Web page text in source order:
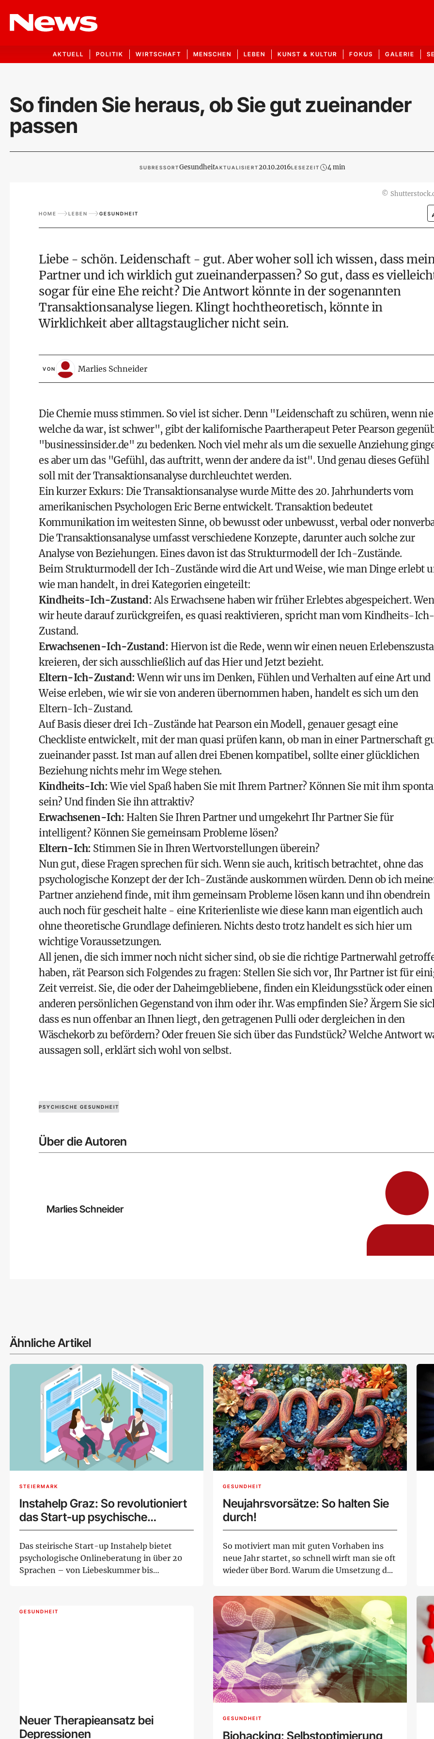
AKTUELL POLITIK WIRTSCHAFT MENSCHEN LEBEN KUNST & KULTUR FOKUS GALERIE
So finden Sie heraus, ob Sie gut zueinander
passen
SUBRESSORTGesundheitAKTUALISIERT20.10.2016LESEZEIT 4 min
©
HOME LEBEN GESUNDHEIT
Liebe - schön. Leidenschaft - gut. Aber woher soll ich wissen, dass
Partner und ich wirklich gut zueinanderpassen? So gut, dass es
sogar für eine Ehe reicht? Die Antwort könnte in der sogenannten
Transaktionsanalyse liegen. Klingt hochtheoretisch, könnte in
Wirklichkeit aber alltagstauglicher nicht sein.
VON Marlies Schneider
Die Chemie muss stimmen. So viel ist sicher. Denn "Leidenschaft zu schüren, wenn nie
welche da war, ist schwer", gibt der kalifornische Paartherapeut Peter Pearson
"businessinsider.de" zu bedenken. Noch viel mehr als um die sexuelle Anziehung
es aber um das "Gefühl, das auftritt, wenn der andere da ist". Und genau dieses Gefühl
soll mit der Transaktionsanalyse durchleuchtet werden.
Ein kurzer Exkurs: Die Transaktionsanalyse wurde Mitte des 20. Jahrhunderts vom
amerikanischen Psychologen Eric Berne entwickelt. Transaktion bedeutet
Kommunikation im weitesten Sinne, ob bewusst oder unbewusst, verbal oder
Die Transaktionsanalyse umfasst verschiedene Konzepte, darunter auch solche zur
Analyse von Beziehungen. Eines davon ist das Strukturmodell der Ich-Zustände.
Beim Strukturmodell der Ich-Zustände wird die Art und Weise, wie man Dinge erlebt
wie man handelt, in drei Kategorien eingeteilt:
Kindheits-Ich-Zustand: Als Erwachsene haben wir früher Erlebtes abgespeichert.
wir heute darauf zurückgreifen, es quasi reaktivieren, spricht man vom Kindheits-Ich-
Zustand.
Erwachsenen-Ich-Zustand: Hiervon ist die Rede, wenn wir einen neuen
kreieren, der sich ausschließlich auf das Hier und Jetzt bezieht.
Eltern-Ich-Zustand: Wenn wir uns im Denken, Fühlen und Verhalten auf eine Art und
Weise erleben, wie wir sie von anderen übernommen haben, handelt es sich um den
Eltern-Ich-Zustand.
Auf Basis dieser drei Ich-Zustände hat Pearson ein Modell, genauer gesagt eine
Checkliste entwickelt, mit der man quasi prüfen kann, ob man in einer Partnerschaft
zueinander passt. Ist man auf allen drei Ebenen kompatibel, sollte einer glücklichen
Beziehung nichts mehr im Wege stehen.
Kindheits-Ich: Wie viel Spaß haben Sie mit Ihrem Partner? Können Sie mit ihm
sein? Und finden Sie ihn attraktiv?
Erwachsenen-Ich: Halten Sie Ihren Partner und umgekehrt Ihr Partner Sie für
intelligent? Können Sie gemeinsam Probleme lösen?
Eltern-Ich: Stimmen Sie in Ihren Wertvorstellungen überein?
Nun gut, diese Fragen sprechen für sich. Wenn sie auch, kritisch betrachtet, ohne das
psychologische Konzept der der Ich-Zustände auskommen würden. Denn ob ich
Partner anziehend finde, mit ihm gemeinsam Probleme lösen kann und ihn obendrein
auch noch für gescheit halte - eine Kriterienliste wie diese kann man eigentlich auch
ohne theoretische Grundlage definieren. Nichts desto trotz handelt es sich hier um
wichtige Voraussetzungen.
All jenen, die sich immer noch nicht sicher sind, ob sie die richtige Partnerwahl
haben, rät Pearson sich Folgendes zu fragen: Stellen Sie sich vor, Ihr Partner ist für
Zeit verreist. Sie, die oder der Daheimgebliebene, finden ein Kleidungsstück oder einen
anderen persönlichen Gegenstand von ihm oder ihr. Was empfinden Sie? Ärgern Sie
dass es nun offenbar an Ihnen liegt, den getragenen Pulli oder dergleichen in den
Wäschekorb zu befördern? Oder freuen Sie sich über das Fundstück? Welche Antwort
aussagen soll, erklärt sich wohl von selbst.
PSYCHISCHE GESUNDHEIT
Über die Autoren
Marlies Schneider
Ähnliche Artikel
STEIERMARK
Instahelp Graz: So revolutioniert
das Start-up psychische
Gesundheit online
Das steirische Start-up Instahelp bietet
psychologische Onlineberatung in über 20
Sprachen – von Liebeskummer bis
GESUNDHEIT
Neujahrsvorsätze: So halten Sie
durch!
So motiviert man mit guten Vorhaben ins
neue Jahr startet, so schnell wirft man sie oft
wieder über Bord. Warum die Umsetzung d...
GESUNDHEIT
Neuer Therapieansatz bei
Depressionen
GESUNDHEIT
Biohacking: Selbstoptimierung